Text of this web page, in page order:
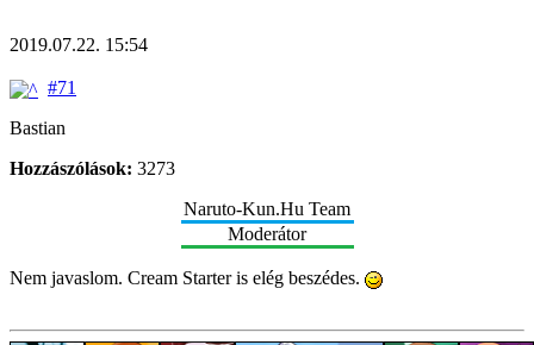
2019.07.22. 15:54
#71
Bastian
Hozzászólások: 3273
Naruto-Kun.Hu Team
Moderátor
Nem javaslom. Cream Starter is elég beszédes.